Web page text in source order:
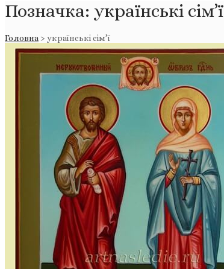
Позначка: українські сім’ї
Головна > українські сім’ї